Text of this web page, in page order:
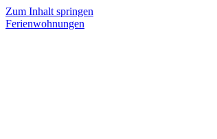
Zum Inhalt springen
Ferienwohnungen